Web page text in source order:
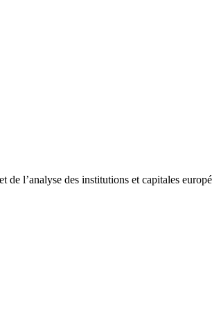
l’analyse des institutions et capitales